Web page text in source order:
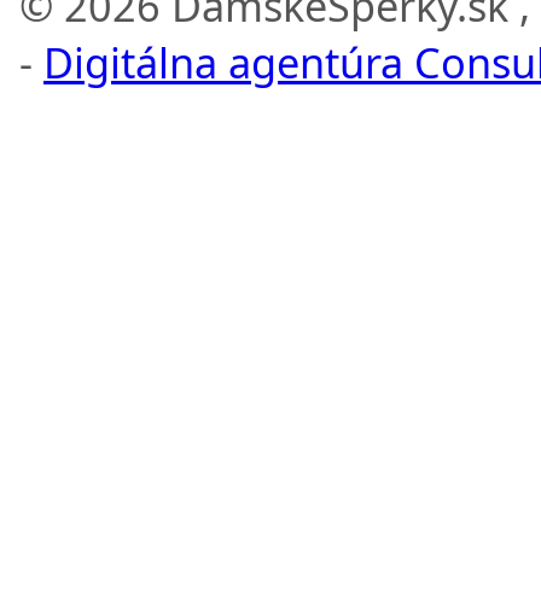
- Digitálna agentúra